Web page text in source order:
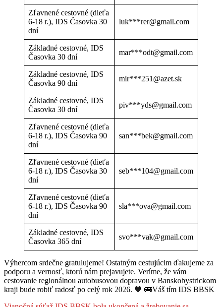
Zľavnené cestovné (dieťa
6-18 r.), IDS Časovka 30
dní
luk***rer@gmail.com
Základné cestovné, IDS
Časovka 30 dní
mar***odt@gmail.com
Základné cestovné, IDS
Časovka 90 dní
mir***251@azet.sk
Základné cestovné, IDS
Časovka 30 dní
piv***yds@gmail.com
Zľavnené cestovné (dieťa
6-18 r.), IDS Časovka 90
dní
san***bek@gmail.com
Zľavnené cestovné (dieťa
6-18 r.), IDS Časovka 30
dní
seb***104@gmail.com
Zľavnené cestovné (dieťa
6-18 r.), IDS Časovka 90
dní
sla***ova@gmail.com
Základné cestovné, IDS
Časovka 365 dní
svo***vak@gmail.com
Výhercom srdečne gratulujeme! Ostatným cestujúcim ďakujeme za
podporu a vernosť, ktorú nám prejavujete. Veríme, že vám
cestovanie regionálnou autobusovou dopravou v Banskobystrickom
kraji bude robiť radosť po celý rok 2026. 💙 🚌Váš tím IDS BBSK